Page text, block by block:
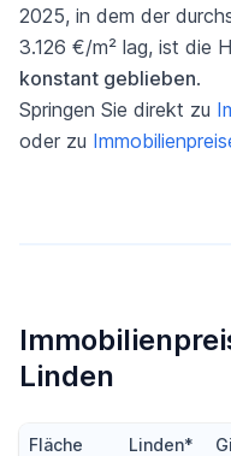
2025, in dem der
3.126 €/m² lag, ist die
konstant geblieben.
Springen Sie direkt zu
oder zu
Linden
Fläche Linden*